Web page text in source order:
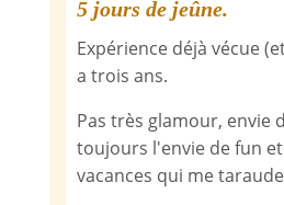
5 jours de jeûne.
Expérience déjà vécue
a trois ans.
Pas très glamour, envie
toujours l'envie de fun
vacances qui me